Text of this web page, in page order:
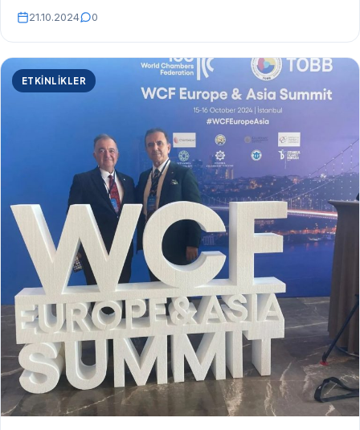
taşıyarak ülkemizin…
21.10.2024 0
ETKINLIKLER